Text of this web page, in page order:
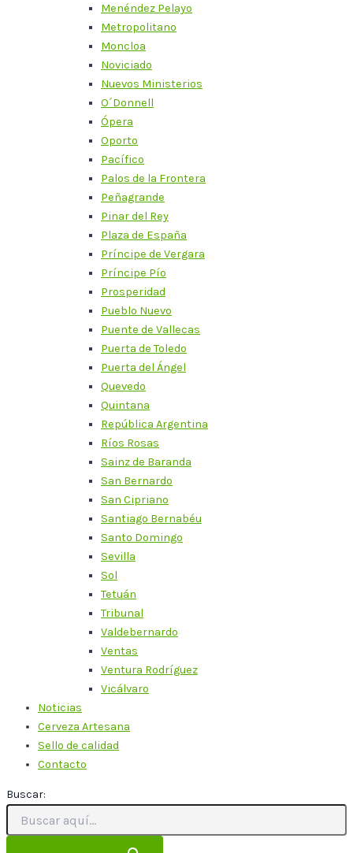
Menéndez Pelayo
Metropolitano
Moncloa
Noviciado
Nuevos Ministerios
O´Donnell
Ópera
Oporto
Pacífico
Palos de la Frontera
Peñagrande
Pinar del Rey
Plaza de España
Príncipe de Vergara
Príncipe Pío
Prosperidad
Pueblo Nuevo
Puente de Vallecas
Puerta de Toledo
Puerta del Ángel
Quevedo
Quintana
República Argentina
Ríos Rosas
Sainz de Baranda
San Bernardo
San Cipriano
Santiago Bernabéu
Santo Domingo
Sevilla
Sol
Tetuán
Tribunal
Valdebernardo
Ventas
Ventura Rodríguez
Vicálvaro
Noticias
Cerveza Artesana
Sello de calidad
Contacto
Buscar: